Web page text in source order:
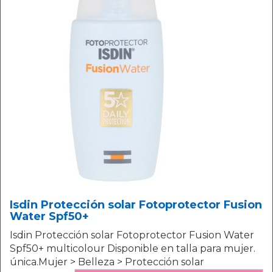
Isdin Protección solar Fotoprotector Fusion
Water Spf50+
Isdin Protección solar Fotoprotector Fusion Water
Spf50+ multicolour Disponible en talla para mujer.
única.Mujer > Belleza > Protección solar